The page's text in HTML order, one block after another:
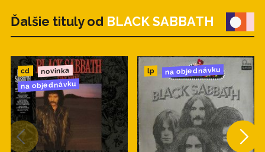
Ďalšie tituly od BLACK SABBATH
cd novinka
na objednávku
lp na objednávku